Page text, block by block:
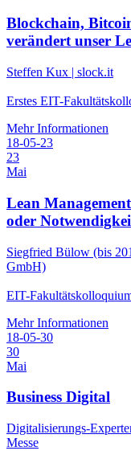
Blockchain,
verändert unser
Steffen Kux | slock.it
Erstes EIT-
Mehr Informationen
18-05-23
23
Mai
Lean
oder
Siegfried Bülow (bis
GmbH)
EIT-
Mehr Informationen
18-05-30
30
Mai
Business Digital
Digitalisierungs-
Messe